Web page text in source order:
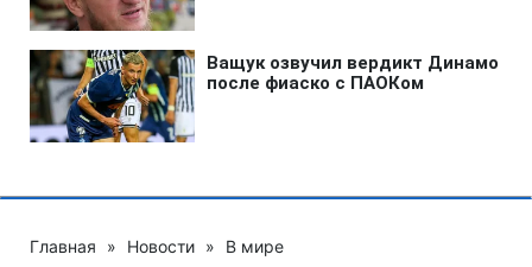
Главная » Новости » В мире